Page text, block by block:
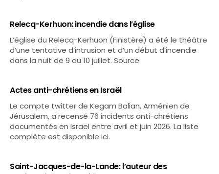
Relecq-Kerhuon: incendie dans l’église
L’église du Relecq-Kerhuon (Finistère) a été le théâtre
d’une tentative d’intrusion et d’un début d’incendie
dans la nuit de 9 au 10 juillet. Source
Actes anti-chrétiens en Israël
Le compte twitter de Kegam Balian, Arménien de
Jérusalem, a recensé 76 incidents anti-chrétiens
documentés en Israël entre avril et juin 2026. La liste
complète est disponible ici.
Saint-Jacques-de-la-Lande: l’auteur des